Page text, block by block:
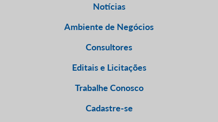
Notícias
Ambiente de Negócios
Consultores
Editais e Licitações
Trabalhe Conosco
Cadastre-se